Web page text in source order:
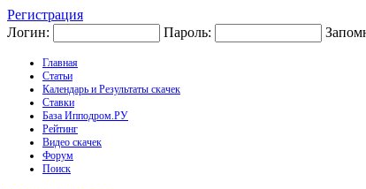
Регистрация
Логин:
Пароль:
Главная
Статьи
Календарь и Результаты скачек
Ставки
База Ипподром.РУ
Рейтинг
Видео скачек
Форум
Поиск